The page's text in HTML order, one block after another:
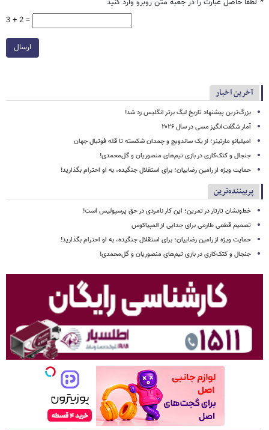
* لطفا حاصل عبارت را در جعبه متن روبرو وارد کنید
3 + 2 =
ارسال
آخرین اخبار
بزرگ‌ترین پیشنهاد تاریخ لیگ برتر انگلیس رد شد!
آمار شگفت‌انگیز مسی در سال ۲۰۲۶
امیلیانو مارتینز؛ از یک ساندویچ و چمدان شکسته تا قله فوتبال جهان
جنجال و کتک‌کاری در بازی تیم‌های منصوریان و گل‌محمدی!
حمایت ویژه از رامین رضاییان؛ برای استقلال جنگیده، به او احترام بگذارید!
پربیننده‌ترین
خط‌ونشان تارتار در تمرین؛ این کار نامردی در حق پرسپولیس است!
تصمیم قطعی طارمی برای جدایی از المپیاکوس
حمایت ویژه از رامین رضاییان؛ برای استقلال جنگیده، به او احترام بگذارید!
جنجال و کتک‌کاری در بازی تیم‌های منصوریان و گل‌محمدی!